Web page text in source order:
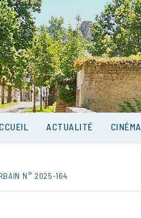
PARC
ACTUALITÉ CINÉMA
N° 2025-164